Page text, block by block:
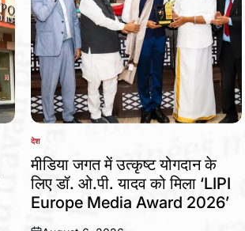
POSTED
IN
देश
मीडिया जगत में उत्कृष्ट योगदान के
लिए डॉ. ओ.पी. यादव को मिला ‘LIPI
Europe Media Award 2026’